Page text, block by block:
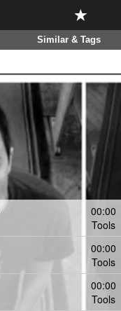
Similar & Tags
00:00
Tools
00:00
Tools
00:00
Tools